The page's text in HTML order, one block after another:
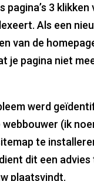
pagina’s 3 klikken
Als een
van de
je pagina niet
werd
(ik
te
dit een advies
plaatsvindt.